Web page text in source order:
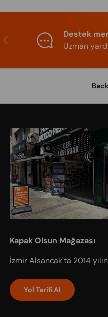
Previous
Destek
Uzman
Kapak Olsun Mağazası
İzmir Alsancak'ta 2014
Yol Tarifi Al